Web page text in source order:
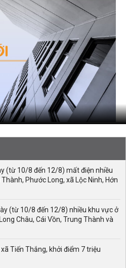
(từ 10/8 đến 12/8) mất điện nhiều
Phước Long, xã Lộc Ninh, Hớn
(từ 10/8 đến 12/8) nhiều khu vực ở
Châu, Cái Vồn, Trung Thành và
Tiến Thắng, khởi điểm 7 triệu